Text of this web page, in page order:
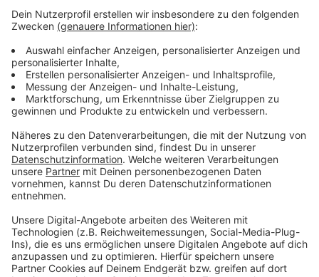
Premierminister des Großherzogtums
Xavier Bettel
. Er
betonte, wie wichtig der Zusammenhalt in der
Herausforderungen der Zukunft auch weiterhin
meistern können, sagte er.
Anzeige
Weitere Infos und Links zum Thema:
Anzeige
IHK Düsseldorf
Fotos vom Jahresempfang bei RP Online